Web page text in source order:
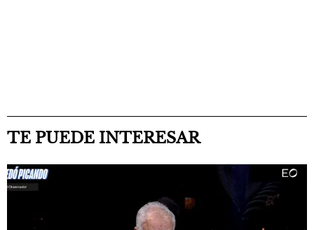
TE PUEDE INTERESAR